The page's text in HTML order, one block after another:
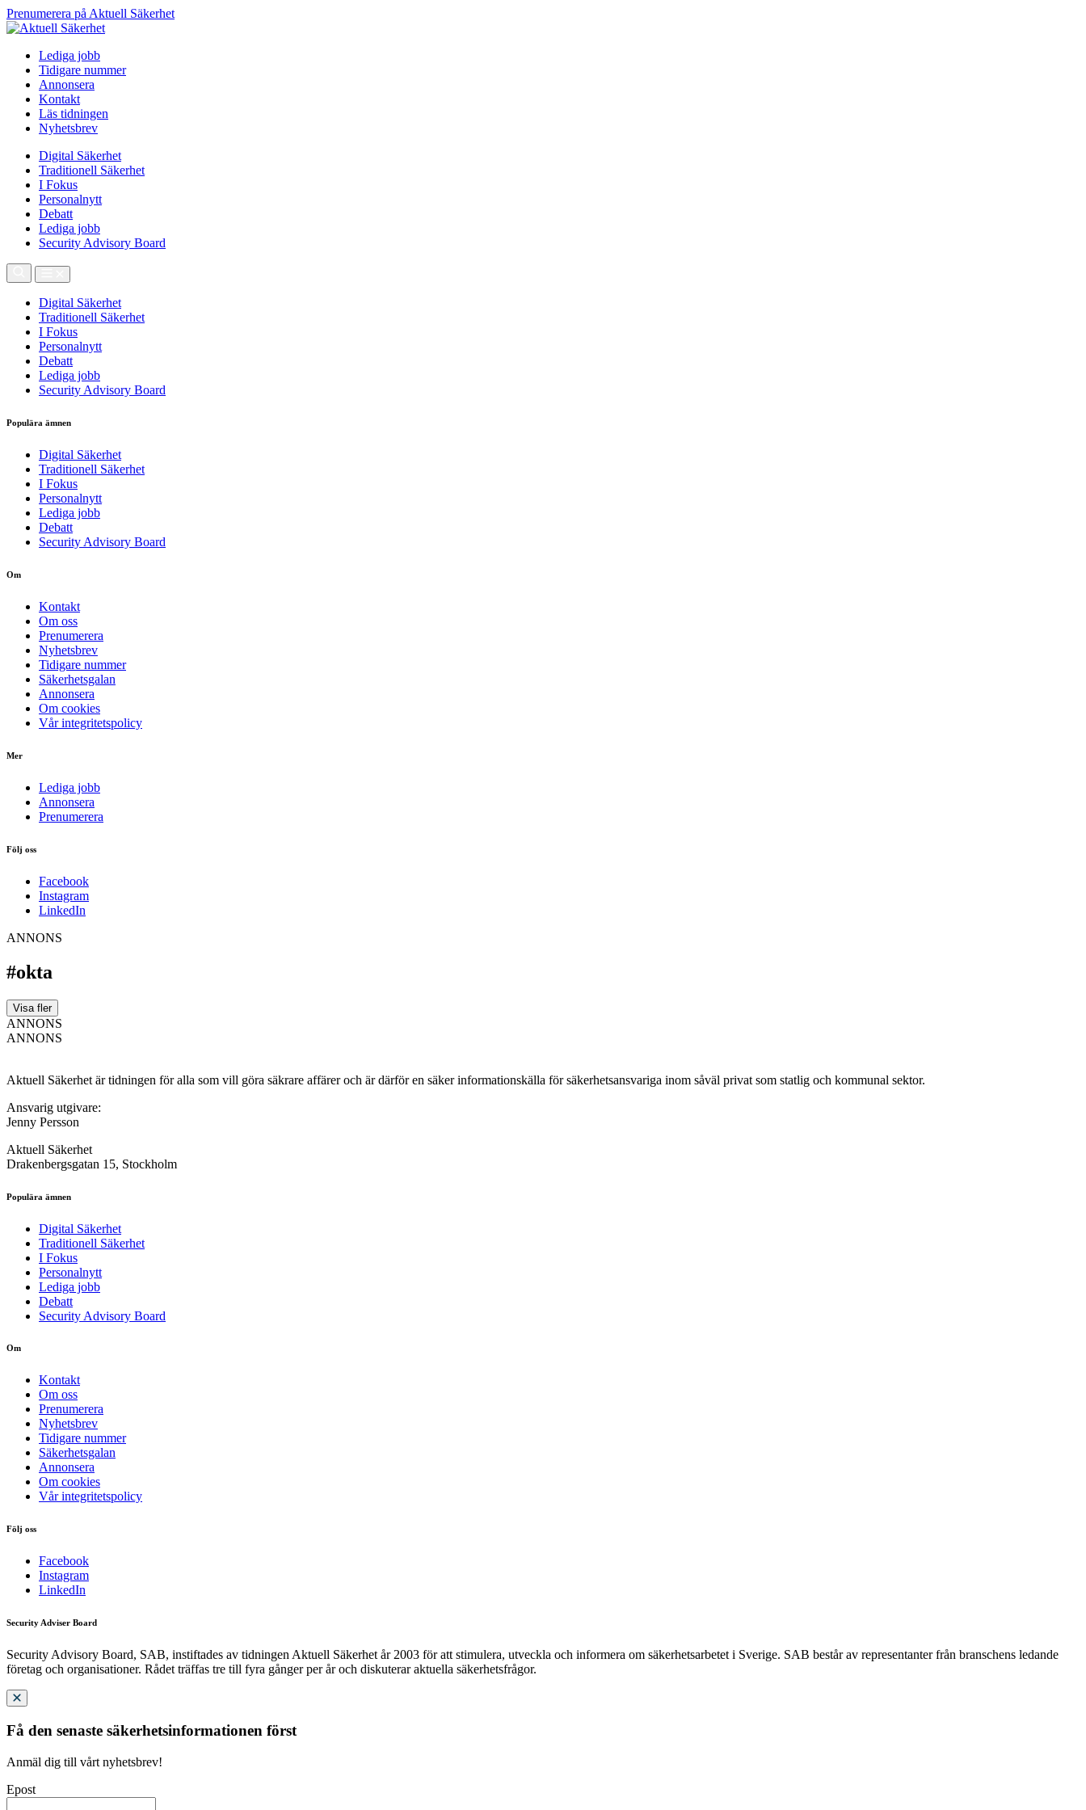
Prenumerera på Aktuell Säkerhet
Lediga jobb
Tidigare nummer
Annonsera
Kontakt
Läs tidningen
Nyhetsbrev
Digital Säkerhet
Traditionell Säkerhet
I Fokus
Personalnytt
Debatt
Lediga jobb
Security Advisory Board
Digital Säkerhet
Traditionell Säkerhet
I Fokus
Personalnytt
Debatt
Lediga jobb
Security Advisory Board
Populära ämnen
Digital Säkerhet
Traditionell Säkerhet
I Fokus
Personalnytt
Lediga jobb
Debatt
Security Advisory Board
Om
Kontakt
Om oss
Prenumerera
Nyhetsbrev
Tidigare nummer
Säkerhetsgalan
Annonsera
Om cookies
Vår integritetspolicy
Mer
Lediga jobb
Annonsera
Prenumerera
Följ oss
Facebook
Instagram
LinkedIn
ANNONS
#okta
Visa fler
ANNONS
ANNONS
Aktuell Säkerhet är tidningen för alla som vill göra säkrare affärer och är därför en säker informationskälla för säkerhets­ansvariga inom såväl privat som statlig och kommunal sektor.
Ansvarig utgivare:
Jenny Persson
Aktuell Säkerhet
Drakenbergsgatan 15, Stockholm
Populära ämnen
Digital Säkerhet
Traditionell Säkerhet
I Fokus
Personalnytt
Lediga jobb
Debatt
Security Advisory Board
Om
Kontakt
Om oss
Prenumerera
Nyhetsbrev
Tidigare nummer
Säkerhetsgalan
Annonsera
Om cookies
Vår integritetspolicy
Följ oss
Facebook
Instagram
LinkedIn
Security Adviser Board
Security Advisory Board, SAB, instiftades av tidningen Aktuell Säkerhet år 2003 för att stimulera, utveckla och informera om säkerhetsarbetet i Sverige. SAB består av representanter från branschens ledande
företag och organisationer. Rådet träffas tre till fyra gånger per år och diskuterar aktuella säkerhetsfrågor.
Få den senaste säkerhetsinformationen först
Anmäl dig till vårt nyhetsbrev!
Epost